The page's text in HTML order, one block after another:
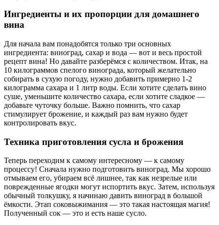
Ингредиенты и их пропорции для домашнего
вина
Для начала вам понадобятся только три основных
ингредиента: виноград, сахар и вода — вот и весь простой
рецепт вина! Но давайте разберёмся с количеством. Итак, на
10 килограммов спелого винограда, который желательно
собирать в сухую погоду, нужно добавить примерно 1-2
килограмма сахара и 1 литр воды. Если хотите сделать вино
суше, уменьшите количество сахара, если хотите сладкое —
добавьте чуточку больше. Важно помнить, что сахар
стимулирует брожение, и каждый раз вам нужно будет
контролировать вкус.
Техника приготовления сусла и брожения
Теперь переходим к самому интересному — к самому
процессу! Сначала нужно подготовить виноград. Мы хорошо
отмываем его, убираем всё лишнее, так как незрелые или
поврежденные ягодки могут испортить вкус. Затем, используя
обычный толкушку, я начинаю давить виноград в большой
ёмкости. Этап соковыжимания — это такая настоящая магия!
Полученный сок — это и есть наше сусло.